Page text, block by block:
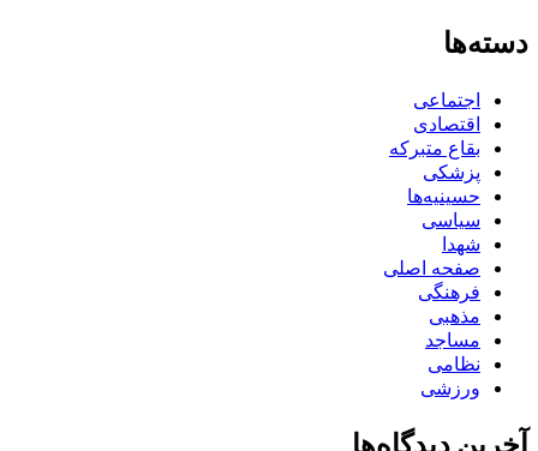
دسته‌ها
اجتماعی
اقتصادی
بقاع متبرکه
پزشکی
حسینیه‌ها
سیاسی
شهدا
صفحه اصلی
فرهنگی
مذهبی
مساجد
نظامی
ورزشی